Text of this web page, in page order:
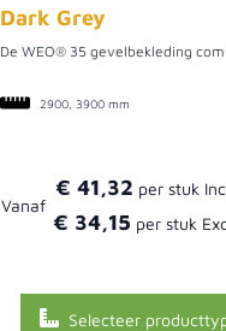
Dark Grey
2900, 3900 mm
Vanaf
€ 41,32
€ 34,15
Selecteer